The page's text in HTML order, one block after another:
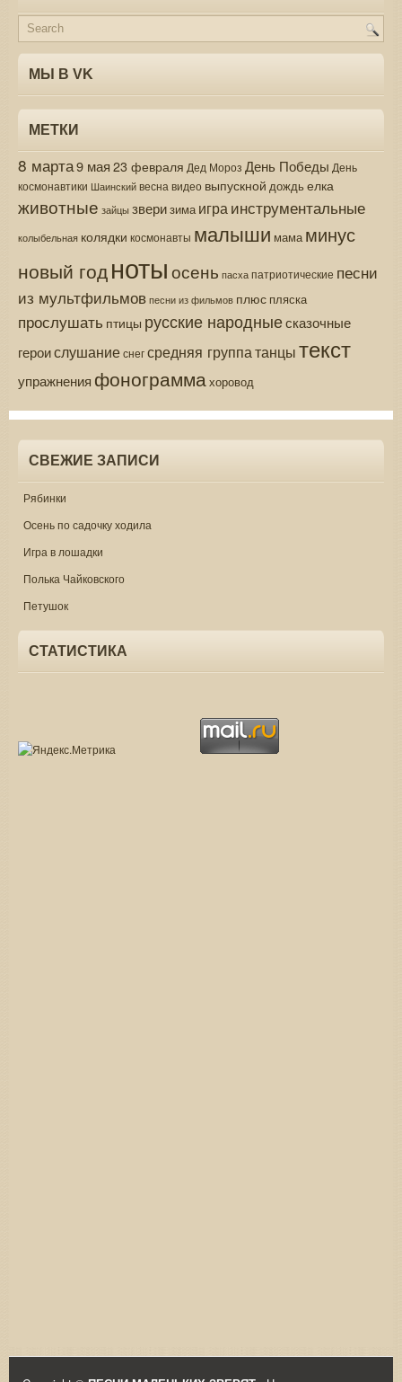
МЫ В VK
МЕТКИ
8 марта9 мая 23 февраля Дед Мороз День Победы День
космонавтики Шаинскийвесна видео выпускной дождь елка
животные зайцы зверизима играинструментальные
колыбельная колядки космонавты малыши мама минус
новый годнотыосень пасха патриотические песни
из мультфильмов песни из фильмов плюс пляска
прослушать птицы русские народныесказочные
героислушаниеснегсредняя группатанцытекст
упражнения фонограммахоровод
СВЕЖИЕ ЗАПИСИ
Рябинки
Осень по садочку ходила
Игра в лошадки
Полька Чайковского
Петушок
СТАТИСТИКА